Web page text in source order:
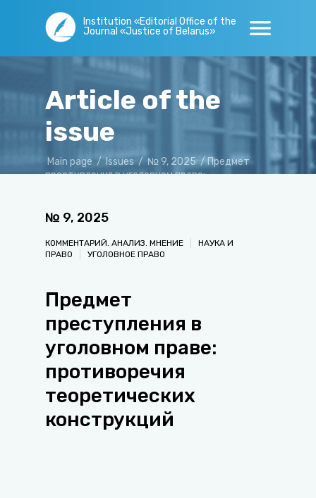
Institution «Editorial Office of the
Journal «Justice of Belarus»
Article of the
issue
Main page / Issues / № 9, 2025 / Предмет
преступления в уголовном праве:
№ 9, 2025
КОММЕНТАРИЙ. АНАЛИЗ. МНЕНИЕ
НАУКА И
ПРАВО
УГОЛОВНОЕ ПРАВО
Предмет
преступления в
уголовном праве:
противоречия
теоретических
конструкций